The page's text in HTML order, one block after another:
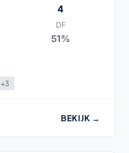
4
DF
51%
+3
BEKIJK →